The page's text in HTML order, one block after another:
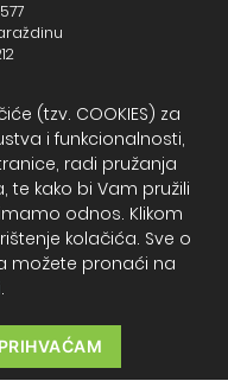
d.d.
uplaćen u cijelosti
privatnosti
(tzv. COOKIES) za
i funkcionalnosti,
radi pružanja
kako bi Vam pružili
odnos. Klikom
kolačića. Sve o
možete pronaći na
.